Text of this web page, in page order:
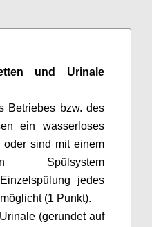
und Urinale
Betriebes bzw. des
ein wasserloses
oder sind mit einem
Spülsystem
jedes
(1 Punkt).
(gerundet auf